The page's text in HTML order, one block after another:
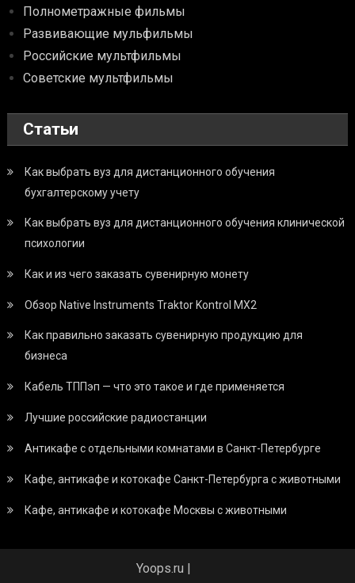
Полнометражные фильмы
Развивающие мульфильмы
Российские мультфильмы
Советские мультфильмы
Статьи
Как выбрать вуз для дистанционного обучения
бухгалтерскому учету
Как выбрать вуз для дистанционного обучения клинической
психологии
Как и из чего заказать сувенирную монету
Обзор Native Instruments Traktor Kontrol MX2
Как правильно заказать сувенирную продукцию для
бизнеса
Кабель ТППэп — что это такое и где применяется
Лучшие российские радиостанции
Антикафе с отдельными комнатами в Санкт-Петербурге
Кафе, антикафе и котокафе Санкт-Петербурга с животными
Кафе, антикафе и котокафе Москвы с животными
Yoops.ru |